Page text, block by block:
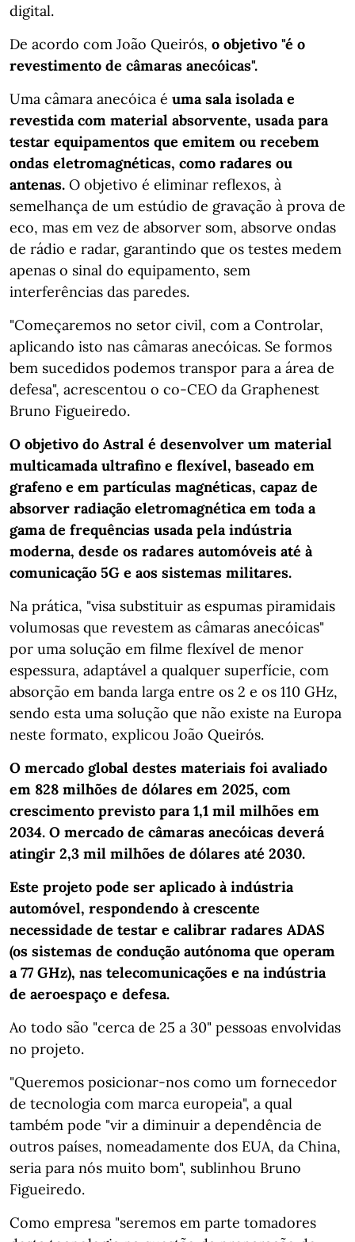
digital.
De acordo com João Queirós, o objetivo "é o
revestimento de câmaras anecóicas".
Uma câmara anecóica é uma sala isolada e
revestida com material absorvente, usada para
testar equipamentos que emitem ou recebem
ondas eletromagnéticas, como radares ou
antenas. O objetivo é eliminar reflexos, à
semelhança de um estúdio de gravação à prova de
eco, mas em vez de absorver som, absorve ondas
de rádio e radar, garantindo que os testes medem
apenas o sinal do equipamento, sem
interferências das paredes.
"Começaremos no setor civil, com a Controlar,
aplicando isto nas câmaras anecóicas. Se formos
bem sucedidos podemos transpor para a área de
defesa", acrescentou o co-CEO da Graphenest
Bruno Figueiredo.
O objetivo do Astral é desenvolver um material
multicamada ultrafino e flexível, baseado em
grafeno e em partículas magnéticas, capaz de
absorver radiação eletromagnética em toda a
gama de frequências usada pela indústria
moderna, desde os radares automóveis até à
comunicação 5G e aos sistemas militares.
Na prática, "visa substituir as espumas piramidais
volumosas que revestem as câmaras anecóicas"
por uma solução em filme flexível de menor
espessura, adaptável a qualquer superfície, com
absorção em banda larga entre os 2 e os 110 GHz,
sendo esta uma solução que não existe na Europa
neste formato, explicou João Queirós.
O mercado global destes materiais foi avaliado
em 828 milhões de dólares em 2025, com
crescimento previsto para 1,1 mil milhões em
2034. O mercado de câmaras anecóicas deverá
atingir 2,3 mil milhões de dólares até 2030.
Este projeto pode ser aplicado à indústria
automóvel, respondendo à crescente
necessidade de testar e calibrar radares ADAS
(os sistemas de condução autónoma que operam
a 77 GHz), nas telecomunicações e na indústria
de aeroespaço e defesa.
Ao todo são "cerca de 25 a 30" pessoas envolvidas
no projeto.
"Queremos posicionar-nos como um fornecedor
de tecnologia com marca europeia", a qual
também pode "vir a diminuir a dependência de
outros países, nomeadamente dos EUA, da China,
seria para nós muito bom", sublinhou Bruno
Figueiredo.
Como empresa "seremos em parte tomadores